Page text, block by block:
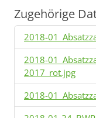
Zugehörige
2018-
2018-
2017_rot.jpg
2018-